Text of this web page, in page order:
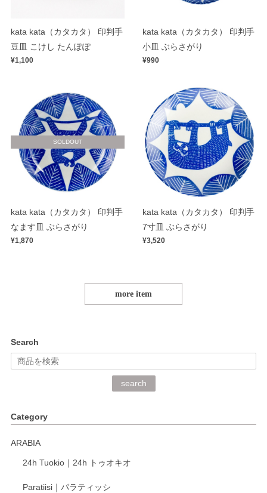
kata kata（カタカタ） 印判手
豆皿 こけし たんぽぽ
¥1,100
kata kata（カタカタ） 印判手
小皿 ぶらさがり
¥990
SOLDOUT
kata kata（カタカタ） 印判手
なます皿 ぶらさがり
¥1,870
kata kata（カタカタ） 印判手
7寸皿 ぶらさがり
¥3,520
more item
Search
search
Category
ARABIA
24h Tuokio｜24h トゥオキオ
Paratiisi｜パラティッシ